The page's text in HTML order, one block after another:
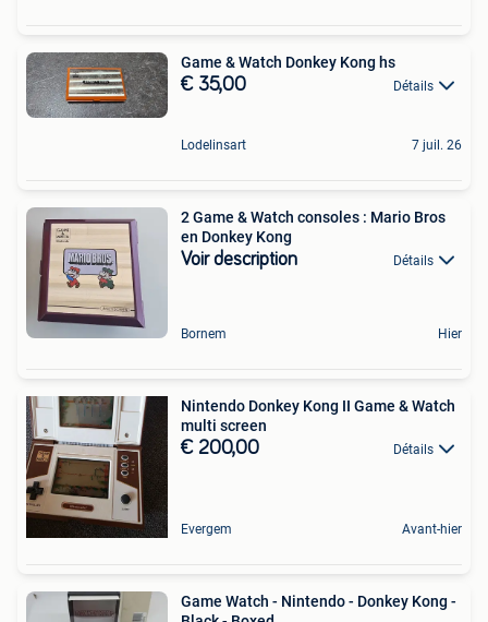
Game & Watch Donkey Kong hs
€ 35,00 Détails
Lodelinsart 7 juil. 26
2 Game & Watch consoles : Mario Bros
en Donkey Kong
Voir description Détails
Bornem Hier
Nintendo Donkey Kong II Game & Watch
multi screen
€ 200,00 Détails
Evergem Avant-hier
Game Watch - Nintendo - Donkey Kong -